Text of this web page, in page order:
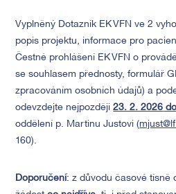
Vyplněný Dotazník EK VFN ve 2
popis projektu, informace pro
Čestné prohlášení EK VFN o
se souhlasem přednosty, formulář
zpracováním osobních údajů) a
odevzdejte nejpozději23. 2. 2026
oddělení p. Martinu Justovi (
160).
Doporučení: z důvodu časové tísně